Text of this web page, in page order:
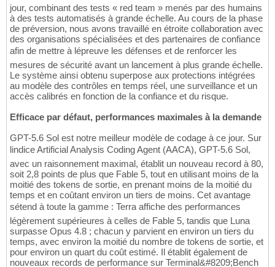
jour, combinant des tests « red team » menés par des humains
à des tests automatisés à grande échelle. Au cours de la phase
de préversion, nous avons travaillé en étroite collaboration avec
des organisations spécialisées et des partenaires de confiance
afin de mettre à lépreuve les défenses et de renforcer les
mesures de sécurité avant un lancement à plus grande échelle.
Le système ainsi obtenu superpose aux protections intégrées
au modèle des contrôles en temps réel, une surveillance et un
accès calibrés en fonction de la confiance et du risque.
Efficace par défaut, performances maximales à la demande
GPT-5.6 Sol est notre meilleur modèle de codage à ce jour. Sur
lindice Artificial Analysis Coding Agent (AACA), GPT-5.6 Sol,
avec un raisonnement maximal, établit un nouveau record à 80,
soit 2,8 points de plus que Fable 5, tout en utilisant moins de la
moitié des tokens de sortie, en prenant moins de la moitié du
temps et en coûtant environ un tiers de moins. Cet avantage
sétend à toute la gamme : Terra affiche des performances
légèrement supérieures à celles de Fable 5, tandis que Luna
surpasse Opus 4.8 ; chacun y parvient en environ un tiers du
temps, avec environ la moitié du nombre de tokens de sortie, et
pour environ un quart du coût estimé. Il établit également de
nouveaux records de performance sur Terminal&#8209;Bench